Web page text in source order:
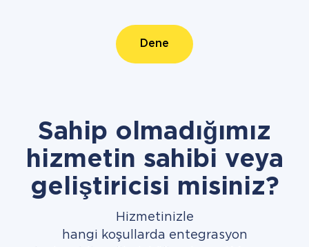
Dene
Sahip olmadığımız
hizmetin sahibi veya
geliştiricisi misiniz?
Hizmetinizle
hangi koşullarda entegrasyon